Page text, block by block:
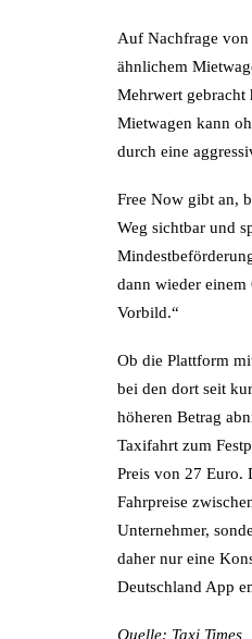
Auf Nachfrage von
ähnlichem
Mehrwert gebracht
Mietwagen kann
durch eine
Free Now gibt an,
Weg sichtbar und
dann wieder
Vorbild.“
Ob die Plattform
bei den dort seit
höheren Betrag
Taxifahrt zum
Preis von 27 Euro.
Fahrpreise
Unternehmer,
daher nur eine
Deutschland App
Quelle: Taxi Times